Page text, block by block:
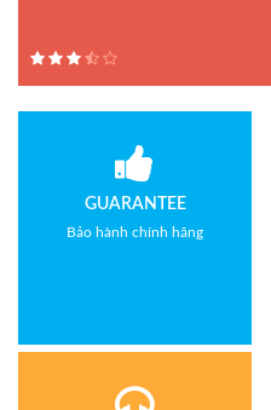
Hãng sản xuất : Jadever
GUARANTEE
Bảo hành chính hãng